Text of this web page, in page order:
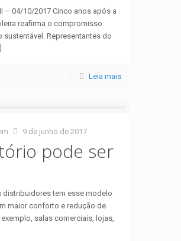
– 04/10/2017 Cinco anos após a
reafirma o compromisso
Representantes do
Leia mais
9 de junho de 2017
pode ser
distribuidores tem esse modelo
maior conforto e redução de
salas comerciais, lojas,